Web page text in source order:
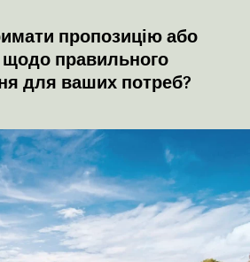
пропозицію або
правильного
для ваших потреб?